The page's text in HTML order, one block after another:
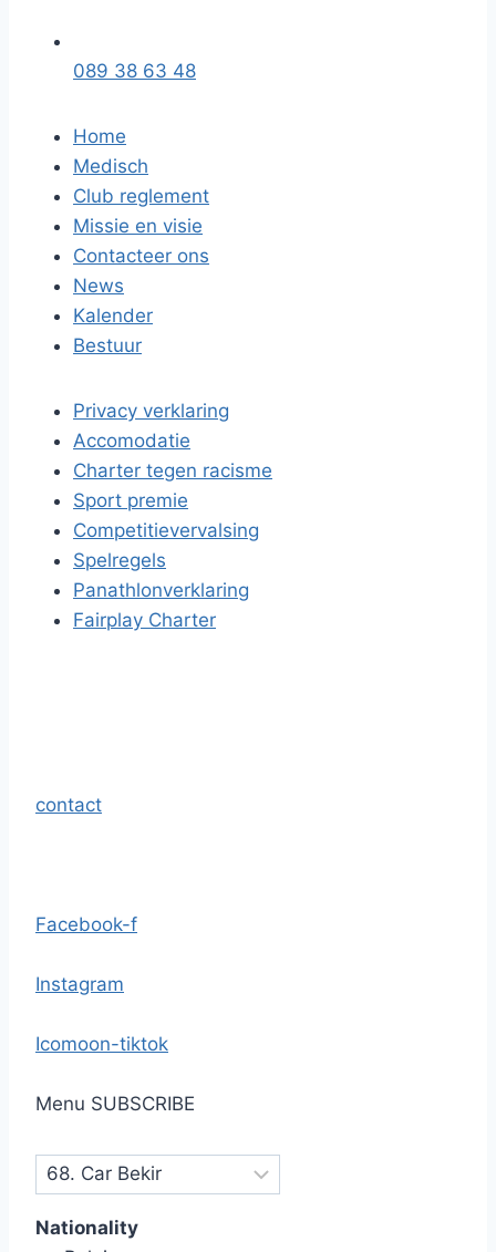
089 38 63 48
Home
Medisch
Club reglement
Missie en visie
Contacteer ons
News
Kalender
Bestuur
Privacy verklaring
Accomodatie
Charter tegen racisme
Sport premie
Competitievervalsing
Spelregels
Panathlonverklaring
Fairplay Charter
contact
Facebook-f
Instagram
Icomoon-tiktok
Menu SUBSCRIBE
Nationality